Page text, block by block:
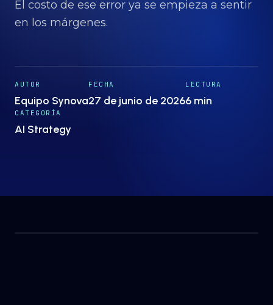
Insights
El costo de ese error ya se empieza a sentir
en los márgenes.
AUTOR
Equipo Synova
FECHA
27 de junio de 2026
LECTURA
6 min
CATEGORÍA
AI Strategy